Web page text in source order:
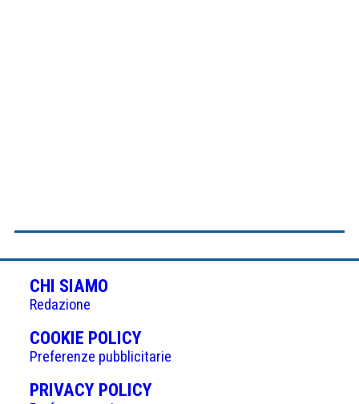
CHI SIAMO
Redazione
COOKIE POLICY(APRE
IN
UNA
NUOVA
Preferenze pubblicitarie
PRIVACY POLICY(APRE